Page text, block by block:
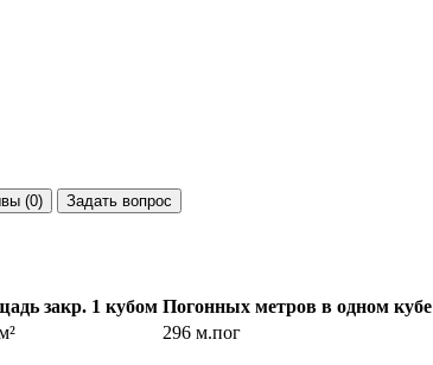
(0) Задать вопрос
закр. 1 кубом Погонных метров в одном кубе
296 м.пог